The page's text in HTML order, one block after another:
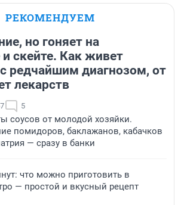
РЕКОМЕНДУЕМ
но гоняет на
скейте. Как живет
редчайшим диагнозом, от
лекарств
5
соусов от молодой хозяйки.
помидоров, баклажанов, кабачков
— сразу в банки
что можно приготовить в
— простой и вкусный рецепт